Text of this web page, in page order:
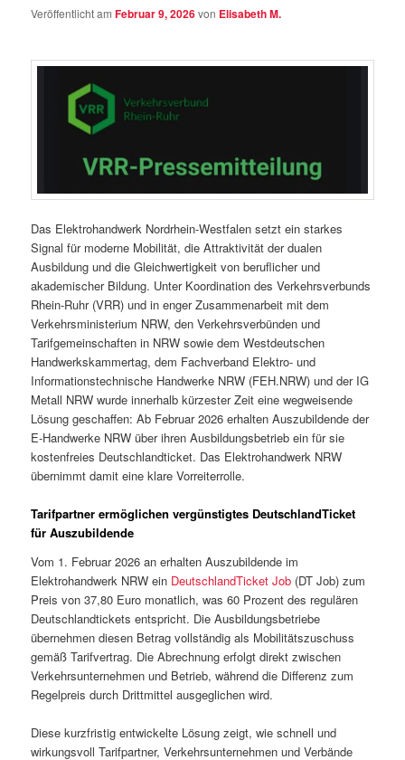
Veröffentlicht amFebruar 9, 2026von Elisabeth M.
Das Elektrohandwerk Nordrhein-Westfalen setzt ein starkes
Signal für moderne Mobilität, die Attraktivität der dualen
Ausbildung und die Gleichwertigkeit von beruflicher und
akademischer Bildung. Unter Koordination des Verkehrsverbunds
Rhein-Ruhr (VRR) und in enger Zusammenarbeit mit dem
Verkehrsministerium NRW, den Verkehrsverbünden und
Tarifgemeinschaften in NRW sowie dem Westdeutschen
Handwerkskammertag, dem Fachverband Elektro- und
Informationstechnische Handwerke NRW (FEH.NRW) und der IG
Metall NRW wurde innerhalb kürzester Zeit eine wegweisende
Lösung geschaffen: Ab Februar 2026 erhalten Auszubildende der
E-Handwerke NRW über ihren Ausbildungsbetrieb ein für sie
kostenfreies Deutschlandticket. Das Elektrohandwerk NRW
übernimmt damit eine klare Vorreiterrolle.
Tarifpartner ermöglichen vergünstigtes DeutschlandTicket
für Auszubildende
Vom 1. Februar 2026 an erhalten Auszubildende im
Elektrohandwerk NRW ein DeutschlandTicket Job (DT Job) zum
Preis von 37,80 Euro monatlich, was 60 Prozent des regulären
Deutschlandtickets entspricht. Die Ausbildungsbetriebe
übernehmen diesen Betrag vollständig als Mobilitätszuschuss
gemäß Tarifvertrag. Die Abrechnung erfolgt direkt zwischen
Verkehrsunternehmen und Betrieb, während die Differenz zum
Regelpreis durch Drittmittel ausgeglichen wird.
Diese kurzfristig entwickelte Lösung zeigt, wie schnell und
wirkungsvoll Tarifpartner, Verkehrsunternehmen und Verbände